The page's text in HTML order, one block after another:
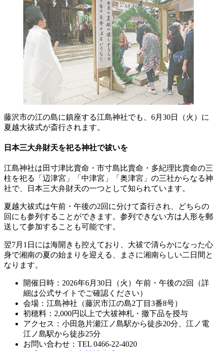
藤沢市の江の島に鎮座する江島神社でも、6月30日（火）に
夏越大祓式が斎行されます。
日本三大弁財天を祀る神社で祓いを
江島神社は田寸津比賣命・市寸島比賣命・多紀理比賣命の三
柱を祀る「辺津宮」「中津宮」「奥津宮」の三社からなる神
社で、日本三大弁財天の一つとして知られています。
夏越大祓式は午前・午後の2回に分けて斎行され、どちらの
回にも参列することができます。参列できない方は人形を郵
送して参加することも可能です。
翌7月1日には海開きも控えており、大祓で清らかになった心
身で湘南の夏の始まりを迎える、まさに湘南らしい二日間と
なります。
開催日時：2026年6月30日（火）午前・午後の2回（詳
細は公式サイトでご確認ください）
会場：江島神社（藤沢市江の島2丁目3番8号）
初穂料：2,000円以上で大祓神札・撤下品を授与
アクセス：小田急片瀬江ノ島駅から徒歩20分、江ノ電
江ノ島駅から徒歩25分
お問い合わせ：TEL 0466-22-4020